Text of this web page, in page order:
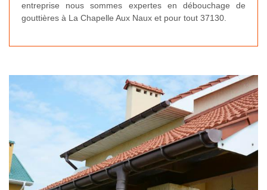
entreprise nous sommes expertes en débouchage de
gouttières à La Chapelle Aux Naux et pour tout 37130.